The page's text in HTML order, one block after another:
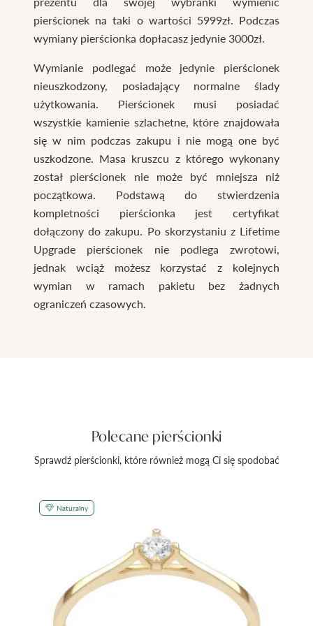
pierścionek na taki o wartości 5999zł. Podczas
wymiany pierścionka dopłacasz jedynie 3000zł.
Wymianie podlegać może jedynie pierścionek
nieuszkodzony, posiadający normalne ślady
użytkowania. Pierścionek musi posiadać
wszystkie kamienie szlachetne, które znajdowała
się w nim podczas zakupu i nie mogą one być
uszkodzone. Masa kruszcu z którego wykonany
został pierścionek nie może być mniejsza niż
początkowa. Podstawą do stwierdzenia
kompletności pierścionka jest certyfikat
dołączony do zakupu. Po skorzystaniu z Lifetime
Upgrade pierścionek nie podlega zwrotowi,
jednak wciąż możesz korzystać z kolejnych
wymian w ramach pakietu bez żadnych
ograniczeń czasowych.
Polecane pierścionki
Sprawdź pierścionki, które również mogą Ci się spodobać
Naturalny